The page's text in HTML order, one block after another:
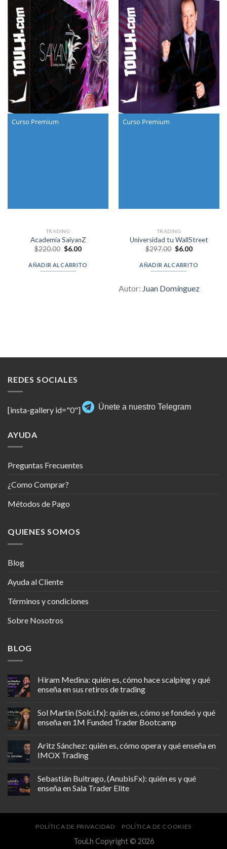
Curso Premium
TRADING
Academia SaiyanZ
$220.00 Original
was:
$220.00.
$6.00Current
is:
$6.00.
AÑADIR AL CARRITO
Curso Premium
TRADING
Universidad tu WallStreet
$297.00 Original
was:
$297.00.
$6.00Current
is:
$6.00.
AÑADIR AL CARRITO
Autor: Juan Domínguez
REDES SOCIALES
[insta-gallery id="0"] Únete a nuestro Telegram
AYUDA
Preguntas Frecuentes
¿Como Comprar?
Métodos de Pago
QUIENES SOMOS
Blog
Ayuda al Cliente
Términos y condiciones
Sobre Nosotros
BLOG
Hiram Medina: quién es, cómo hace scalping y qué
enseña en sus retiros de trading
Sol Martin (Solci.fx): quién es, cómo se fondeó y qué
enseña en 1M Funded Trader Bootcamp
Aritz Sánchez: quién es, cómo opera y qué enseña en
IMOX Trading
Sebastián Buitrago, (AnubisFx): quién es y qué
enseña en Sala Trader Elite
POLÍTICA DE PRIVACIDAD POLÍTICA DE COOKIES
TouLh Copyright © 2026